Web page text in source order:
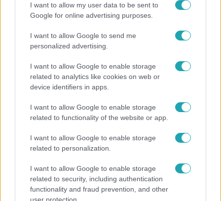
I want to allow my user data to be sent to
Google for online advertising purposes.
I want to allow Google to send me
personalized advertising.
I want to allow Google to enable storage
related to analytics like cookies on web or
device identifiers in apps.
I want to allow Google to enable storage
related to functionality of the website or app.
I want to allow Google to enable storage
related to personalization.
I want to allow Google to enable storage
related to security, including authentication
functionality and fraud prevention, and other
user protection.
Belföld
Megkérdezték Márki-Zay Pétert, nem fél-e, hogy
börtönbe kerül, mire azt mondta, hogy Jézust is
igazságot
fognak venni.